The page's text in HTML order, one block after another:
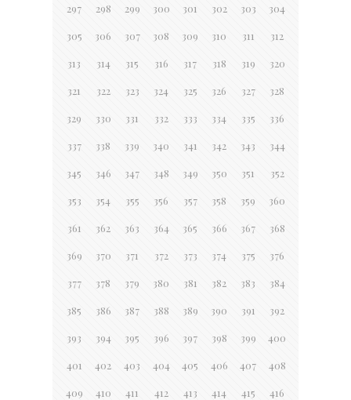
297 298 299 300 301 302 303 304
305 306 307 308 309 310 311 312
313 314 315 316 317 318 319 320
321 322 323 324 325 326 327 328
329 330 331 332 333 334 335 336
337 338 339 340 341 342 343 344
345 346 347 348 349 350 351 352
353 354 355 356 357 358 359 360
361 362 363 364 365 366 367 368
369 370 371 372 373 374 375 376
377 378 379 380 381 382 383 384
385 386 387 388 389 390 391 392
393 394 395 396 397 398 399 400
401 402 403 404 405 406 407 408
409 410 411 412 413 414 415 416